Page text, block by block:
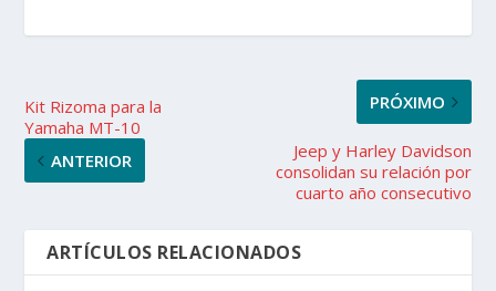
Kit Rizoma para la
Yamaha MT-10
ANTERIOR
PRÓXIMO
Jeep y Harley Davidson
consolidan su relación por
cuarto año consecutivo
ARTÍCULOS RELACIONADOS